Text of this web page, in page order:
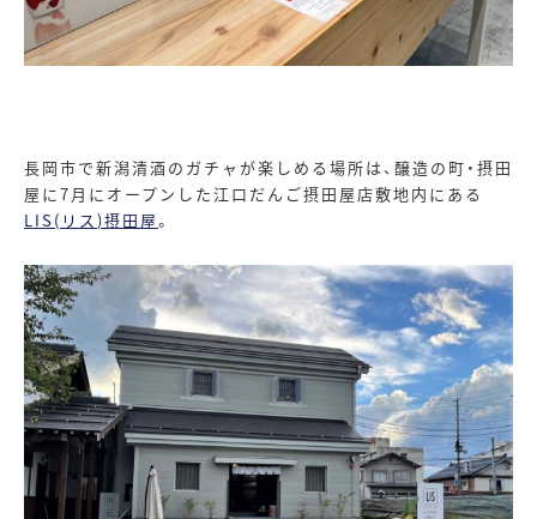
長岡市で新潟清酒のガチャが楽しめる場所は、醸造の町・摂田
屋に7月にオープンした江口だんご摂田屋店敷地内にある
LIS( リス )摂田屋。